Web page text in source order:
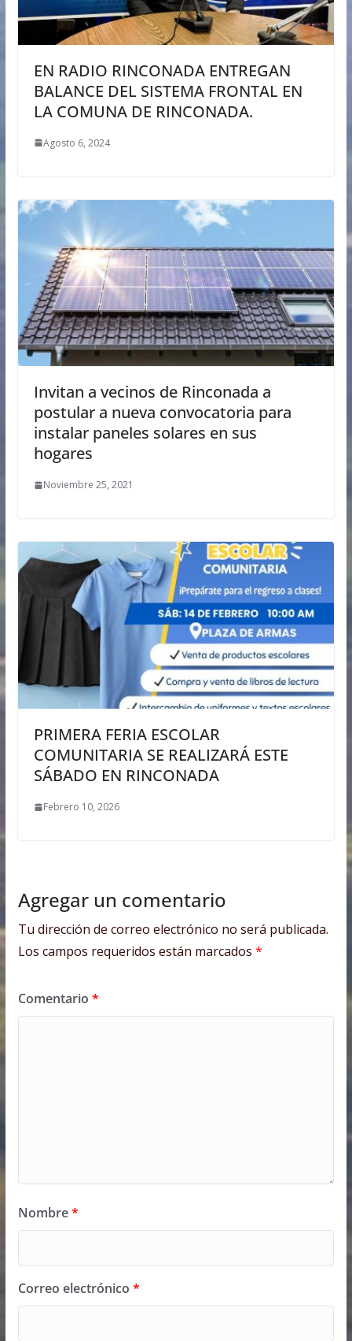
EN RADIO RINCONADA ENTREGAN
BALANCE DEL SISTEMA FRONTAL EN
LA COMUNA DE RINCONADA.
Agosto 6, 2024
Invitan a vecinos de Rinconada a
postular a nueva convocatoria para
instalar paneles solares en sus
hogares
Noviembre 25, 2021
PRIMERA FERIA ESCOLAR
COMUNITARIA SE REALIZARÁ ESTE
SÁBADO EN RINCONADA
Febrero 10, 2026
Agregar un comentario
Tu dirección de correo electrónico no será publicada.
Los campos requeridos están marcados *
Comentario *
Nombre*
Correo electrónico *